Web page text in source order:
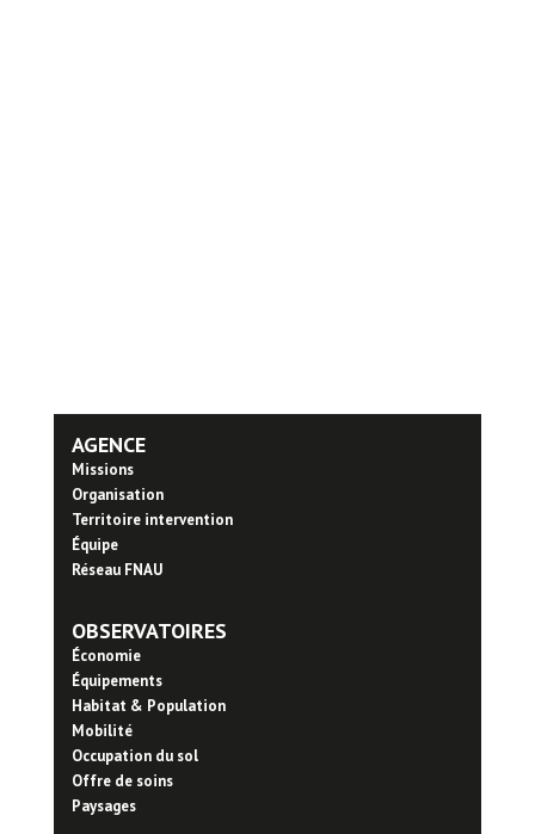
AGENCE
Missions
Organisation
Territoire intervention
Équipe
Réseau FNAU
OBSERVATOIRES
Économie
Équipements
Habitat & Population
Mobilité
Occupation du sol
Offre de soins
Paysages